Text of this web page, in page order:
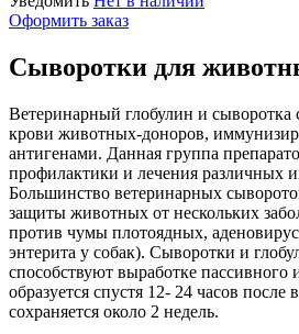
Оформить заказ
Сыворотки для
Ветеринарный глобулин и сыворотка
крови животных-доноров,
антигенами. Данная группа
профилактики и лечения различных
Большинство ветеринарных
защиты животных от нескольких
против чумы плотоядных,
энтерита у собак). Сыворотки и
способствуют выработке пассивного
образуется спустя 12- 24 часов после
сохраняется около 2 недель.